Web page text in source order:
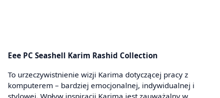
Eee PC Seashell Karim Rashid Collection
To urzeczywistnienie wizji Karima dotyczącej pracy z
komputerem – bardziej emocjonalnej, indywidualnej i